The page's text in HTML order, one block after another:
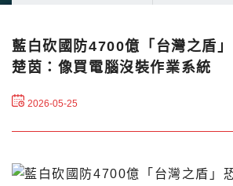
藍白砍國防4700億「台灣之盾
楚茵：像買電腦沒裝作業系統
2026-05-25